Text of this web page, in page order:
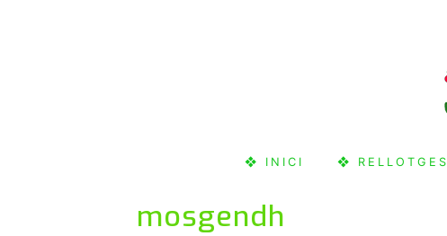
❖ INICI ❖ RELLOTGES
mosgendh